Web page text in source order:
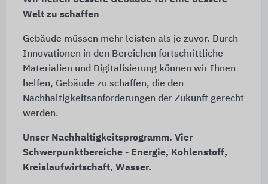
Welt zu schaffen
Gebäude müssen mehr leisten als je zuvor. Durch
Innovationen in den Bereichen fortschrittliche
Materialien und Digitalisierung können wir Ihnen
helfen, Gebäude zu schaffen, die den
Nachhaltigkeitsanforderungen der Zukunft gerecht
werden.
Unser Nachhaltigkeitsprogramm. Vier
Schwerpunktbereiche - Energie, Kohlenstoff,
Kreislaufwirtschaft, Wasser.